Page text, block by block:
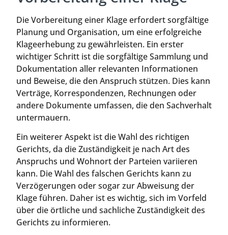
Die Vorbereitung einer Klage erfordert sorgfältige
Planung und Organisation, um eine erfolgreiche
Klageerhebung zu gewährleisten. Ein erster
wichtiger Schritt ist die sorgfältige Sammlung und
Dokumentation aller relevanten Informationen
und Beweise, die den Anspruch stützen. Dies kann
Verträge, Korrespondenzen, Rechnungen oder
andere Dokumente umfassen, die den Sachverhalt
untermauern.
Ein weiterer Aspekt ist die Wahl des richtigen
Gerichts, da die Zuständigkeit je nach Art des
Anspruchs und Wohnort der Parteien variieren
kann. Die Wahl des falschen Gerichts kann zu
Verzögerungen oder sogar zur Abweisung der
Klage führen. Daher ist es wichtig, sich im Vorfeld
über die örtliche und sachliche Zuständigkeit des
Gerichts zu informieren.